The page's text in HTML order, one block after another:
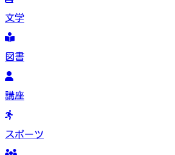
文学
図書
講座
スポーツ